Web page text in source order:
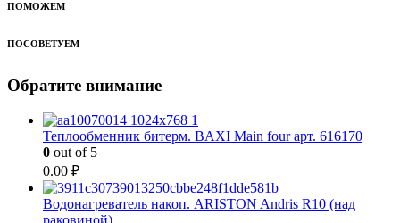
ПОМОЖЕМ
ПОСОВЕТУЕМ
Обратите внимание
Теплообменник битерм. BAXI Main four арт. 616170
0 out of 5
0.00 ₽
Водонагреватель накоп. ARISTON Andris R10 (над
раковиной)